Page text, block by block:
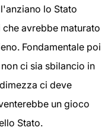
lo Stato
avrebbe maturato
Fondamentale poi
ci sia sbilancio in
ci deve
un gioco
Stato.